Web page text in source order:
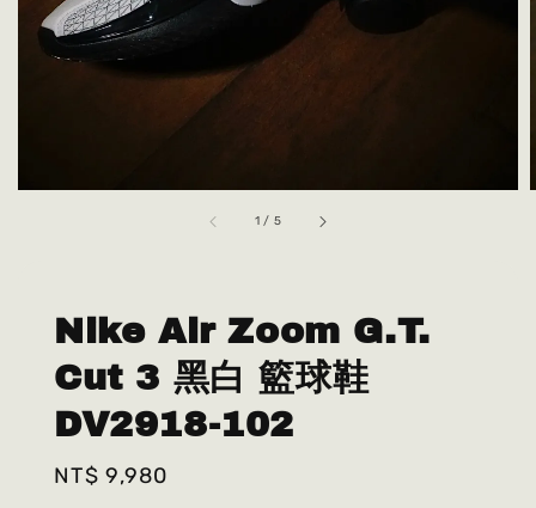
1 / 5
Nike Air Zoom G.T.
Cut 3 黑白 籃球鞋
DV2918-102
Regular
NT$ 9,980